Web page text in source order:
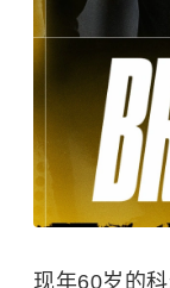
现年60岁的